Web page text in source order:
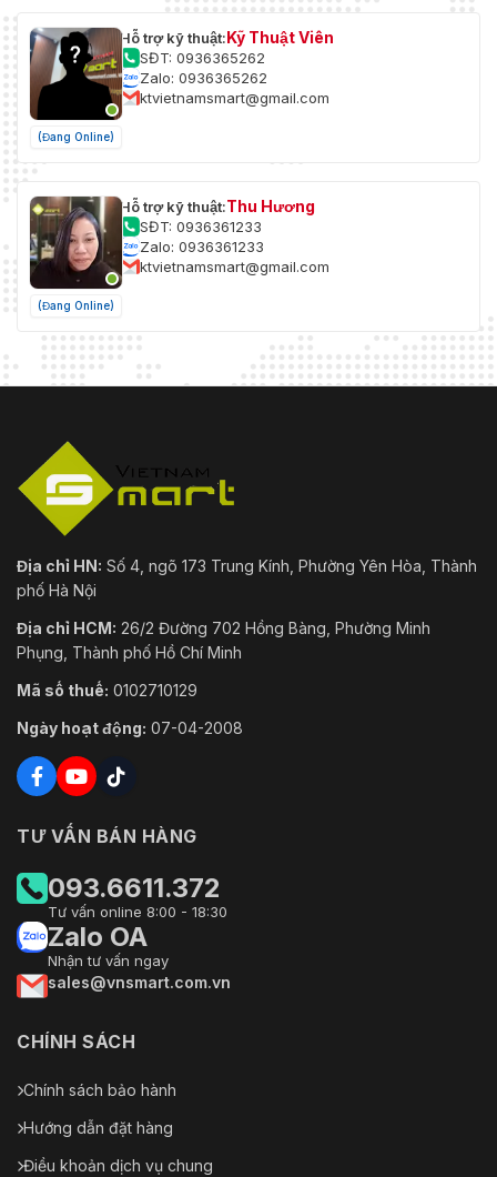
(Đang Online)
Hỗ trợ kỹ thuật:Kỹ Thuật Viên
SĐT: 0936365262
Zalo: 0936365262
ktvietnamsmart@gmail.com
(Đang Online)
Hỗ trợ kỹ thuật:Thu Hương
SĐT: 0936361233
Zalo: 0936361233
ktvietnamsmart@gmail.com
Địa chỉ HN: Số 4, ngõ 173 Trung Kính, Phường Yên Hòa, Thành
phố Hà Nội
Địa chỉ HCM: 26/2 Đường 702 Hồng Bàng, Phường Minh
Phụng, Thành phố Hồ Chí Minh
Mã số thuế: 0102710129
Ngày hoạt động: 07-04-2008
TƯ VẤN BÁN HÀNG
093.6611.372
Tư vấn online 8:00 - 18:30
Zalo OA
Nhận tư vấn ngay
sales@vnsmart.com.vn
CHÍNH SÁCH
Chính sách bảo hành
Hướng dẫn đặt hàng
Điều khoản dịch vụ chung